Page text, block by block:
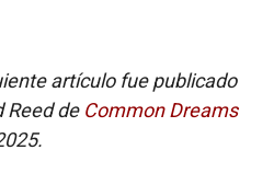
artículo fue publicado
Reed de Common Dreams